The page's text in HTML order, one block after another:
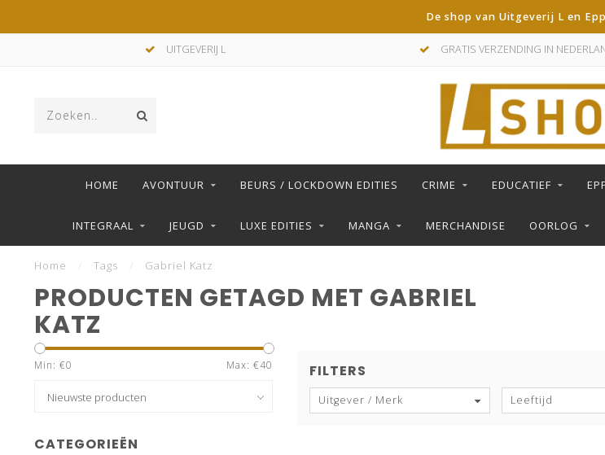
De shop van Uitgeverij L en
UITGEVERIJ L GRATIS VERZENDING IN
HOME AVONTUUR BEURS / LOCKDOWN EDITIES CRIME EDUCATIEF
INTEGRAAL JEUGD LUXE EDITIES MANGA MERCHANDISE OORLOG
Home Tags Gabriel Katz
PRODUCTEN GETAGD MET GABRIEL
KATZ
Min: €0 Max: €40
CATEGORIEËN
FILTERS
Uitgever / Merk Leeftijd